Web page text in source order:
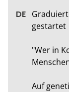
gestartet
"Wer in
Auf